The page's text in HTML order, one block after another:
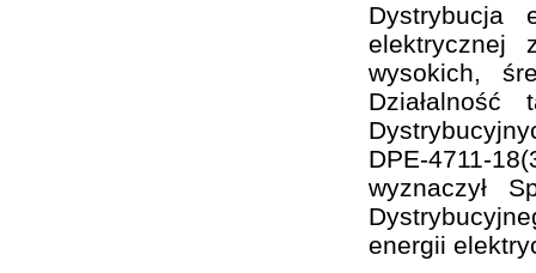
Dystrybucja
elektrycznej
wysokich,
DPE-4711-
wyznaczył
energii